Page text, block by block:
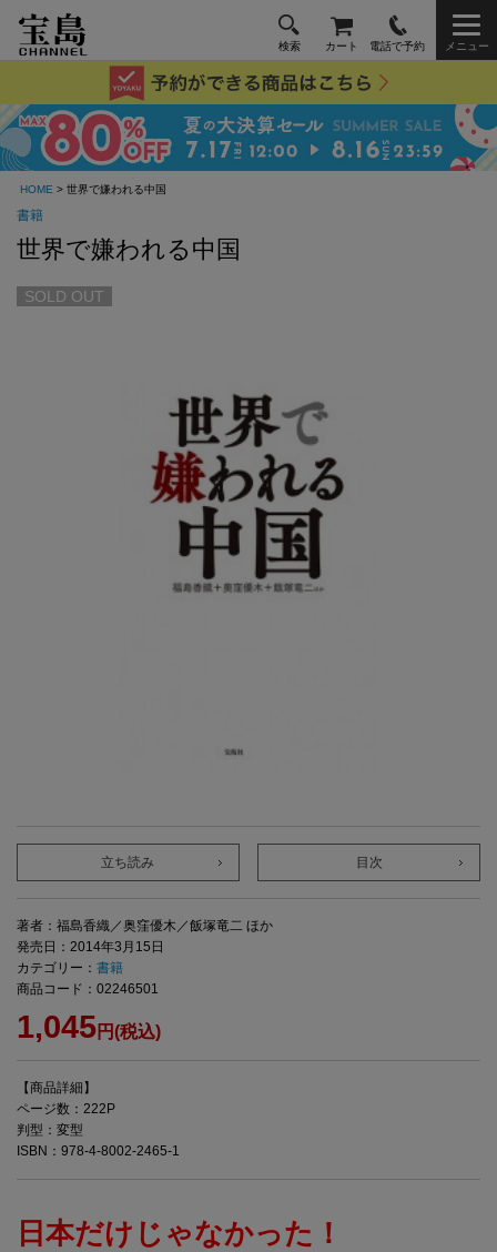
検索 カート 電話で予約 メニュー
HOME > 世界で嫌われる中国
書籍
世界で嫌われる中国
SOLD OUT
立ち読み 目次
著者：福島香織／奥窪優木／飯塚竜二 ほか
発売日：2014年3月15日
カテゴリー： 書籍
商品コード：02246501
1,045円(税込)
【商品詳細】
ページ数：222P
判型：変型
ISBN：978-4-8002-2465-1
日本だけじゃなかった！